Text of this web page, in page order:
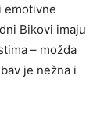
emotivne
Bikovi imaju
– možda
je nežna i